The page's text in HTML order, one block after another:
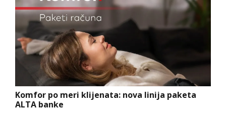
Komfor po meri klijenata: nova linija paketa
ALTA banke